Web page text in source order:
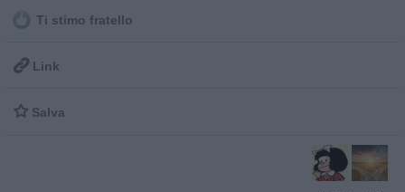
Ti stimo fratello
 Link
 Salva